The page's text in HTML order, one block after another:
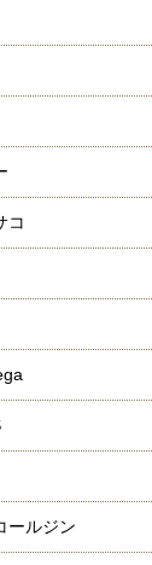
コ
ールジン